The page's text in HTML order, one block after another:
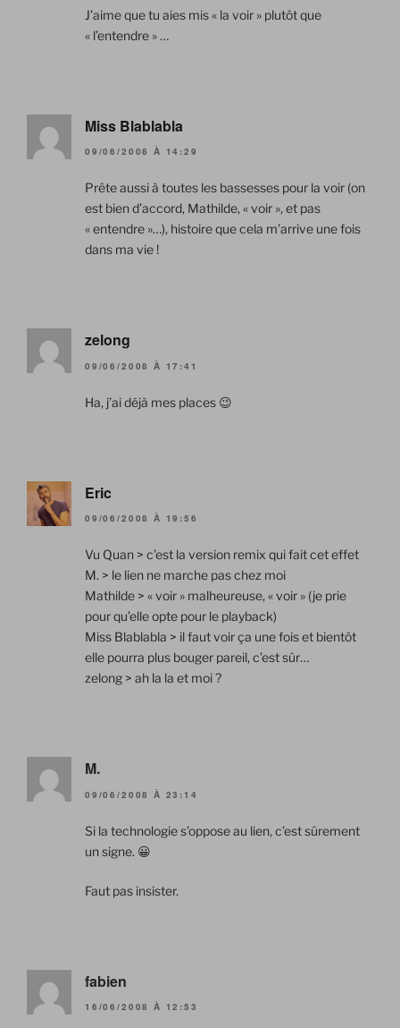
J’aime que tu aies mis « la voir » plutôt que
« l’entendre » …
Miss Blablabla
09/06/2008 À 14:29
Prête aussi à toutes les bassesses pour la voir (on
est bien d’accord, Mathilde, « voir », et pas
« entendre »…), histoire que cela m’arrive une fois
dans ma vie !
zelong
09/06/2008 À 17:41
Ha, j’ai déjà mes places 😉
Eric
09/06/2008 À 19:56
Vu Quan > c’est la version remix qui fait cet effet
M. > le lien ne marche pas chez moi
Mathilde > « voir » malheureuse, « voir » (je prie
pour qu’elle opte pour le playback)
Miss Blablabla > il faut voir ça une fois et bientôt
elle pourra plus bouger pareil, c’est sûr…
zelong > ah la la et moi ?
M.
09/06/2008 À 23:14
Si la technologie s’oppose au lien, c’est sûrement
un signe. 😀
Faut pas insister.
fabien
16/06/2008 À 12:53